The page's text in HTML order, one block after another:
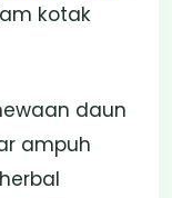
kotak
daun
ampuh